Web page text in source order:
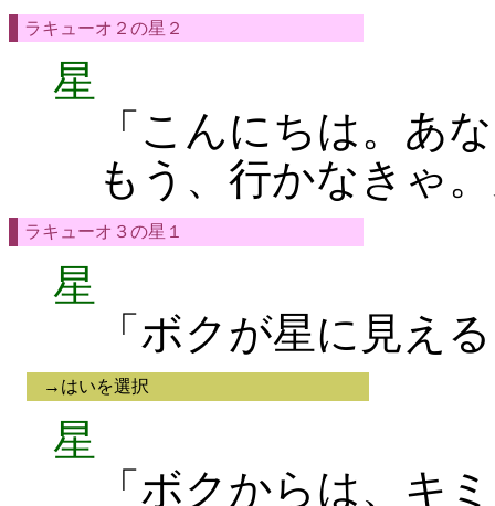
ラキューオ２の星２
星
「こんにちは。あ
もう、行かなきゃ
ラキューオ３の星１
星
「ボクが星に見え
→はいを選択
星
「ボクからは、キ